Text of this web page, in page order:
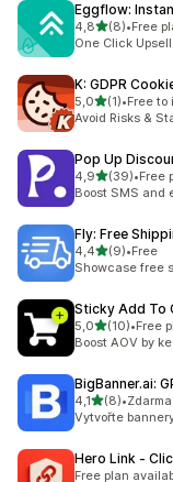
Eggflow:
4,8z 5 hvězd
(8)
Celkový počet
•Free
One Click
K: GDPR
5,0z 5 hvězd
(1)
Celkový počet
•Free to
Avoid Risks &
Pop Up
4,9z 5 hvězd
(39)
Celkový počet
•Free
Boost SMS and
Fly: Free
4,4z 5 hvězd
(9)
Celkový počet
•Free
Showcase free
Sticky Add To
5,0z 5 hvězd
(10)
Celkový počet
•Free
Boost AOV by
BigBanner.ai:
4,1z 5 hvězd
(8)
Celkový počet
•Zdarma
Vytvořte
Hero Link ‑
Free plan